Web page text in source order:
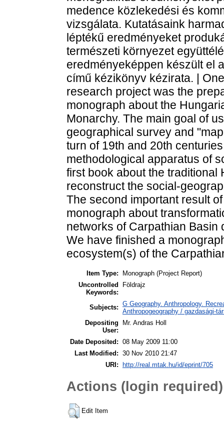
medence közlekedési és
vizsgálata. Kutatásaink
léptékű eredményeket
természeti környezet
eredményeképpen készült el
című kézikönyv kézirata. |
research project was the
monograph about the
Monarchy. The main goal of
geographical survey and
turn of 19th and 20th
methodological apparatus of
first book about the traditional
reconstruct the social-
The second important result
monograph about
networks of Carpathian Basin
We have finished a
ecosystem(s) of the
Item Type:
Monograph (Project Report)
Uncontrolled
Keywords:
Földrajz
Subjects: G Geography. Anthropology.
Anthropogeography / gazdasági-
Depositing
User:
Mr. Andras Holl
Date Deposited: 08 May 2009 11:00
Last Modified: 30 Nov 2010 21:47
URI: http://real.mtak.hu/id/eprint/705
Actions (login required)
Edit Item